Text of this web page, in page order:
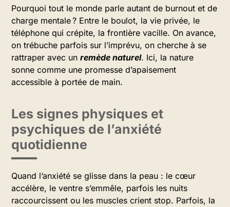
Pourquoi tout le monde parle autant de burnout et de
charge mentale ? Entre le boulot, la vie privée, le
téléphone qui crépite, la frontière vacille. On avance,
on trébuche parfois sur l’imprévu, on cherche à se
rattraper avec un remède naturel. Ici, la nature
sonne comme une promesse d’apaisement
accessible à portée de main.
Les signes physiques et
psychiques de l’anxiété
quotidienne
Quand l’anxiété se glisse dans la peau : le cœur
accélère, le ventre s’emmêle, parfois les nuits
raccourcissent ou les muscles crient stop. Parfois, la